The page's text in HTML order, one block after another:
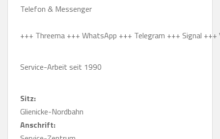
Telefon & Messenger
+++ Threema +++ WhatsApp +++ Telegram +++ Signal +++
Service-Arbeit seit 1990
Sitz:
Glienicke-Nordbahn
Anschrift: